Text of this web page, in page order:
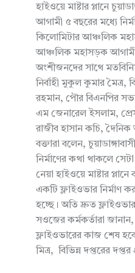
হাইওয়ে মাষ্টার প্লানে
আগামী ৫ বছরের মধ্যে
কিলোমিটার আঞ্চলিক
আঞ্চলিক মহাসড়ক আগামী
অংশীজনদের সাথে
নির্বাহী মুকুল কুমার
রহমান, পৌর বিএনপির
এম জেনারেল ইসলাম,
রাজীব হাসান কচি,
বক্তারা বলেন,
নির্মাণের কথা থাকলে
নেয়া হাইওয়ে মাষ্টার
একটি ফ্লাইওভার নির্মাণ
হচ্ছে। অতি দ্রুত
সওজের কর্মকর্তারা
ফ্লাইওভারের কাজ শেষ
মিত্র, বিভিন্ন দপ্তরের